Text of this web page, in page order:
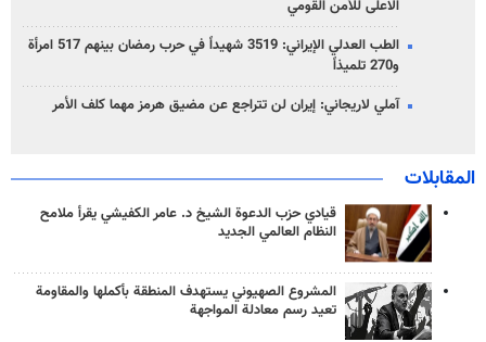
الاعلى للأمن القومي
الطب العدلي الإيراني: 3519 شهيداً في حرب رمضان بينهم 517 امرأة
و270 تلميذاً
آملي لاريجاني: إيران لن تتراجع عن مضيق هرمز مهما كلف الأمر
المقابلات
قيادي حزب الدعوة الشيخ د. عامر الكفيشي يقرأ ملامح
النظام العالمي الجديد
المشروع الصهيوني يستهدف المنطقة بأكملها والمقاومة
تعيد رسم معادلة المواجهة